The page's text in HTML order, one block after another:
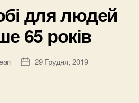
для людей
65 років
Дата29 Грудня, 2019